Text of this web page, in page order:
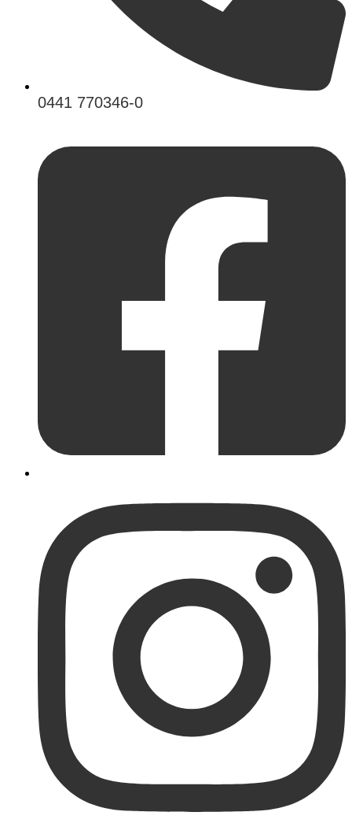
0441 770346-0